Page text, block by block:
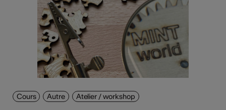
Cours Autre Atelier / workshop